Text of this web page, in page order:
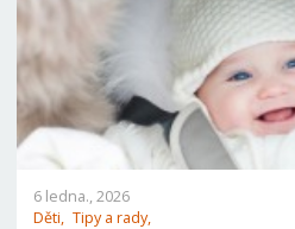
6 ledna., 2026
Děti, Tipy a rady,